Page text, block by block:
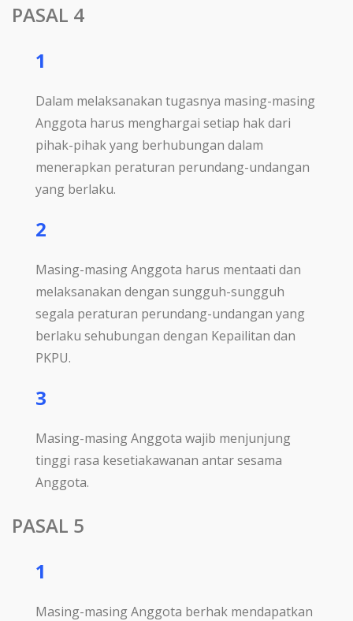
PASAL 4
1
Dalam melaksanakan tugasnya masing-masing
Anggota harus menghargai setiap hak dari
pihak-pihak yang berhubungan dalam
menerapkan peraturan perundang-undangan
yang berlaku.
2
Masing-masing Anggota harus mentaati dan
melaksanakan dengan sungguh-sungguh
segala peraturan perundang-undangan yang
berlaku sehubungan dengan Kepailitan dan
PKPU.
3
Masing-masing Anggota wajib menjunjung
tinggi rasa kesetiakawanan antar sesama
Anggota.
PASAL 5
1
Masing-masing Anggota berhak mendapatkan